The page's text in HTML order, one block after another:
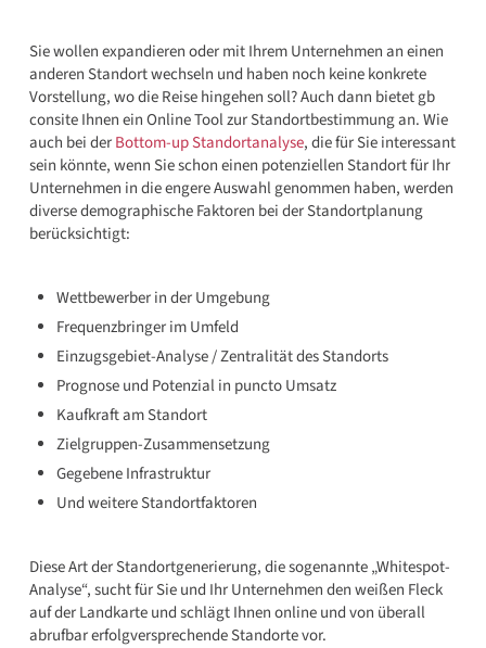
Sie wollen expandieren oder mit Ihrem Unternehmen an einen
anderen Standort wechseln und haben noch keine konkrete
Vorstellung, wo die Reise hingehen soll? Auch dann bietet gb
consite Ihnen ein Online Tool zur Standortbestimmung an. Wie
auch bei derBottom-up Standortanalyse, die für Sie interessant
sein könnte, wenn Sie schon einen potenziellen Standort für Ihr
Unternehmen in die engere Auswahl genommen haben, werden
diverse demographische Faktoren bei der Standortplanung
berücksichtigt:
Wettbewerber in der Umgebung
Frequenzbringer im Umfeld
Einzugsgebiet-Analyse / Zentralität des Standorts
Prognose und Potenzial in puncto Umsatz
Kaufkraft am Standort
Zielgruppen-Zusammensetzung
Gegebene Infrastruktur
Und weitere Standortfaktoren
Diese Art der Standortgenerierung, die sogenannte „Whitespot-
Analyse“, sucht für Sie und Ihr Unternehmen den weißen Fleck
auf der Landkarte und schlägt Ihnen online und von überall
abrufbar erfolgversprechende Standorte vor.